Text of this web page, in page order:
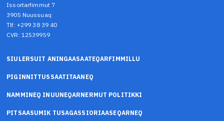
Issortarfimmut 7
3905 Nuussuaq
Tlf: +299 38 39 40
CVR: 12539959
SIULERSUIT ANINGAASAATEQARFIMMILLU
PIGINNITTUSSAATITAANEQ
NAMMINEQ INUUNEQARNERMUT POLITIKKI
PITSAASUMIK TUSAGASSIORIAASEQARNEQ